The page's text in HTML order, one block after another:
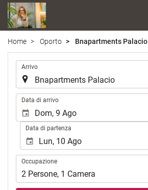
Home Oporto Bnapartments Palacio
Arrivo
Data di arrivo
Data di partenza
Occupazione
Occupazione
2 Persone, 1 Camera